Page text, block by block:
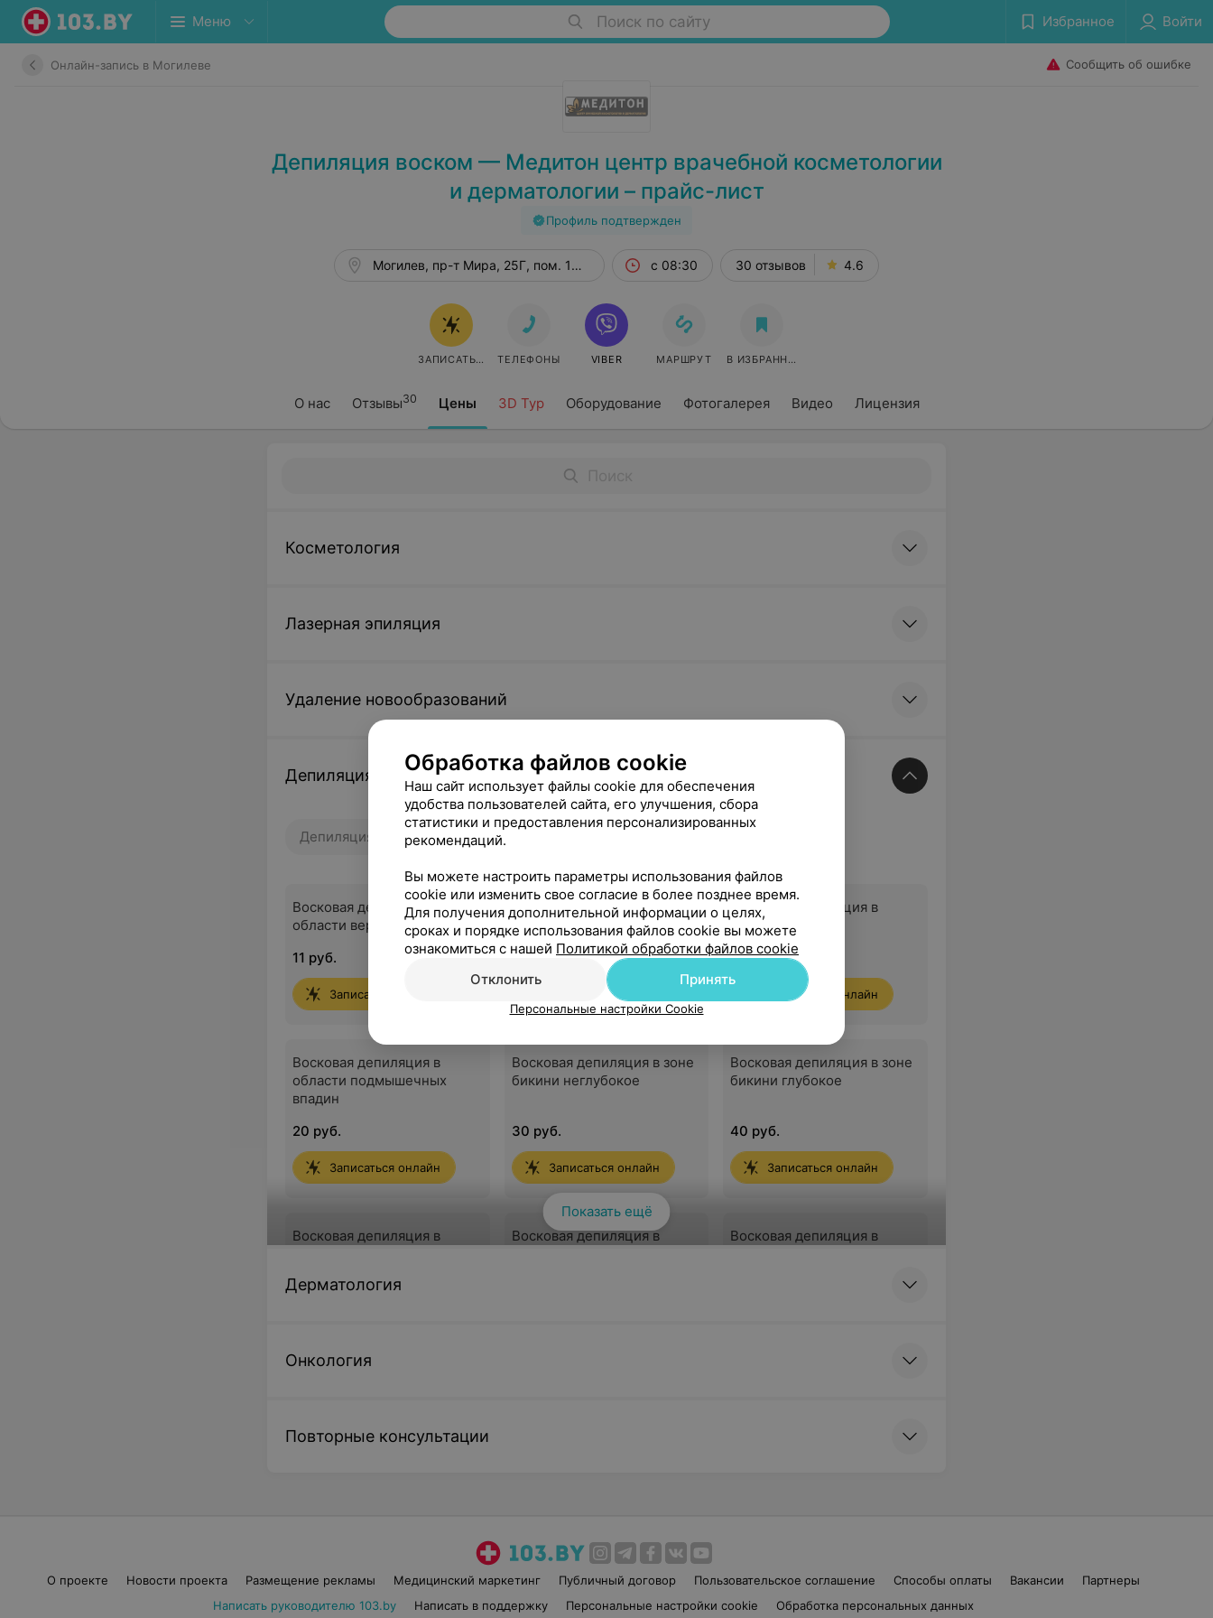
Меню Поиск по сайту Избранное Войти
Онлайн-запись в Могилеве Сообщить об ошибке
Депиляция воском — Медитон центр врачебной косметологии
и дерматологии – прайс-лист
Профиль подтвержден
О нас Отзывы30 Цены 3D Тур Оборудование Фотогалерея Видео Лицензия
Могилев, пр-т Мира, 25Г, пом. 109А с 08:30 30 отзывов 4.6
ЗАПИСАТЬСЯ ОНЛАЙН
ТЕЛЕФОНЫ VIBER МАРШРУТ В ИЗБРАННОЕ
Косметология
Лазерная эпиляция
Удаление новообразований
Депиляция воском
Депиляция по зонам
Восковая депиляция в
области верхней губы
11 руб.
Записаться онлайн
Восковая депиляция в
области подбородка
11 руб.
Записаться онлайн
Восковая депиляция в
области щёк
11 руб.
Записаться онлайн
Восковая депиляция в
области подмышечных
впадин
20 руб.
Записаться онлайн
Восковая депиляция в зоне
бикини неглубокое
30 руб.
Записаться онлайн
Восковая депиляция в зоне
бикини глубокое
40 руб.
Записаться онлайн
Восковая депиляция в
Восковая депиляция в
Восковая депиляция в
области ягодиц
Восковая депиляция задней
поверхности грудной
Восковая депиляция
область живота у мужчин
Показать ещё
Дерматология
Онкология
Повторные консультации
О проекте Новости проекта Размещение рекламы Медицинский маркетинг Публичный договор Пользовательское соглашение Способы оплаты Вакансии
Партнеры
Написать руководителю 103.by
Написать в поддержку Персональные настройки cookie Обработка персональных данных
Обработка файлов cookie
Наш сайт использует файлы cookie для обеспечения
удобства пользователей сайта, его улучшения, сбора
статистики и предоставления персонализированных
рекомендаций.
Вы можете настроить параметры использования файлов
cookie или изменить свое согласие в более позднее время.
Для получения дополнительной информации о целях,
сроках и порядке использования файлов cookie вы можете
ознакомиться с нашей Политикой обработки файлов cookie
Отклонить
Принять
Персональные настройки Cookie